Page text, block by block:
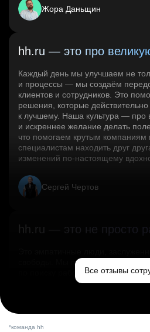
Жора Даньщин
hh.ru — это про
Каждый день мы улучшаем не
и процессы — мы создаём
клиентов и сотрудников. Это
решения, которые
к лучшему. Наша культура — про
и искреннее желание делать
что помогаем крутым компаниям
специалистам находить друг
изменений по‑настоящему
Сергей Чертов
hh.ru — это не просто
свободы. Мы помогаем миру и
по поиску работы в стране.
Все отзывы
*команда hh